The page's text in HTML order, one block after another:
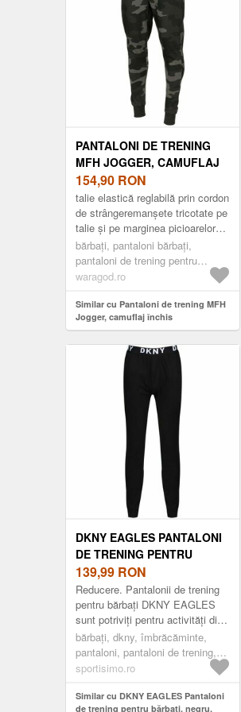
PANTALONI DE TRENING
MFH JOGGER, CAMUFLAJ
ÎNCHIS
154,90 RON
talie elastică reglabilă prin cordon
de strângeremanșete tricotate pe
talie și pe marginea picioarelor2
buzunare pentru pantaloni1
buzunar la șold ...
bărbați, pantaloni bărbați,
pantaloni de trening pentru
bărbați
waragod.ro
Similar cu Pantaloni de trening MFH
Jogger, camuflaj închis
DKNY EAGLES PANTALONI
DE TRENING PENTRU
BĂRBAȚI, NEGRU, MĂRIME
139,99 RON
Reducere. Pantalonii de trening
pentru bărbați DKNY EAGLES
sunt potriviți pentru activități din
timpul liber și oferă confort. Se
pot purta ca pantaloni de t...
bărbați, dkny, îmbrăcăminte,
pantaloni, pantaloni de trening,
fashion, negru
sportisimo.ro
Similar cu DKNY EAGLES Pantaloni
de trening pentru bărbați, negru,